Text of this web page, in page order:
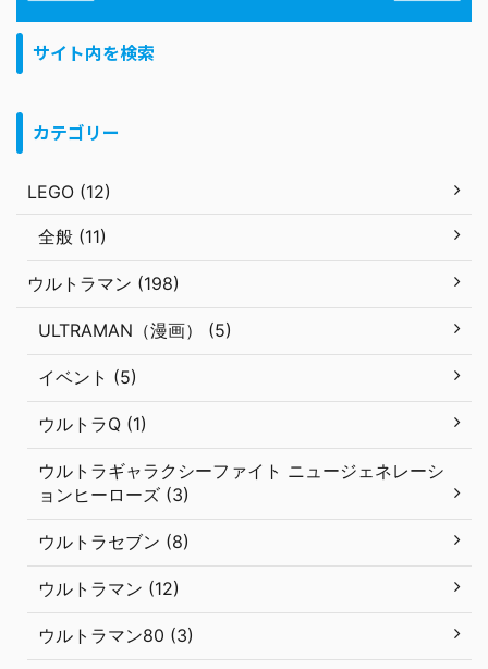
サイト内を検索
カテゴリー
LEGO (12)
全般 (11)
ウルトラマン (198)
ULTRAMAN（漫画） (5)
イベント (5)
ウルトラQ (1)
ウルトラギャラクシーファイト ニュージェネレーシ
ョンヒーローズ (3)
ウルトラセブン (8)
ウルトラマン (12)
ウルトラマン80 (3)